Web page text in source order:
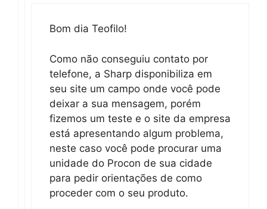
Bom dia Teofilo!
Como não conseguiu contato por
telefone, a Sharp disponibiliza em
seu site um campo onde você pode
deixar a sua mensagem, porém
fizemos um teste e o site da empresa
está apresentando algum problema,
neste caso você pode procurar uma
unidade do Procon de sua cidade
para pedir orientações de como
proceder com o seu produto.